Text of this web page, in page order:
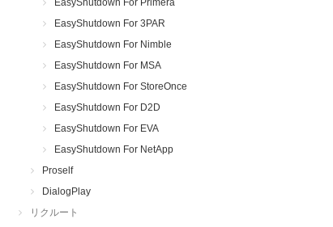
EasyShutdown For Primera
EasyShutdown For 3PAR
EasyShutdown For Nimble
EasyShutdown For MSA
EasyShutdown For StoreOnce
EasyShutdown For D2D
EasyShutdown For EVA
EasyShutdown For NetApp
Proself
DialogPlay
リクルート